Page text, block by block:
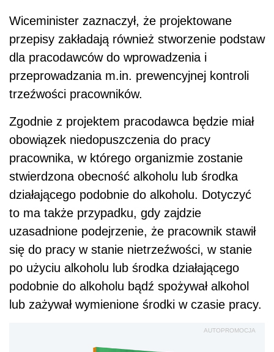
Wiceminister zaznaczył, że projektowane
przepisy zakładają również stworzenie podstaw
dla pracodawców do wprowadzenia i
przeprowadzania m.in. prewencyjnej kontroli
trzeźwości pracowników.
Zgodnie z projektem pracodawca będzie miał
obowiązek niedopuszczenia do pracy
pracownika, w którego organizmie zostanie
stwierdzona obecność alkoholu lub środka
działającego podobnie do alkoholu. Dotyczyć
to ma także przypadku, gdy zajdzie
uzasadnione podejrzenie, że pracownik stawił
się do pracy w stanie nietrzeźwości, w stanie
po użyciu alkoholu lub środka działającego
podobnie do alkoholu bądź spożywał alkohol
lub zażywał wymienione środki w czasie pracy.
AUTOPROMOCJA